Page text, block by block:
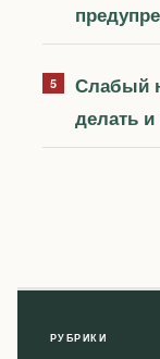
Слабый
делать
РУБРИКИ